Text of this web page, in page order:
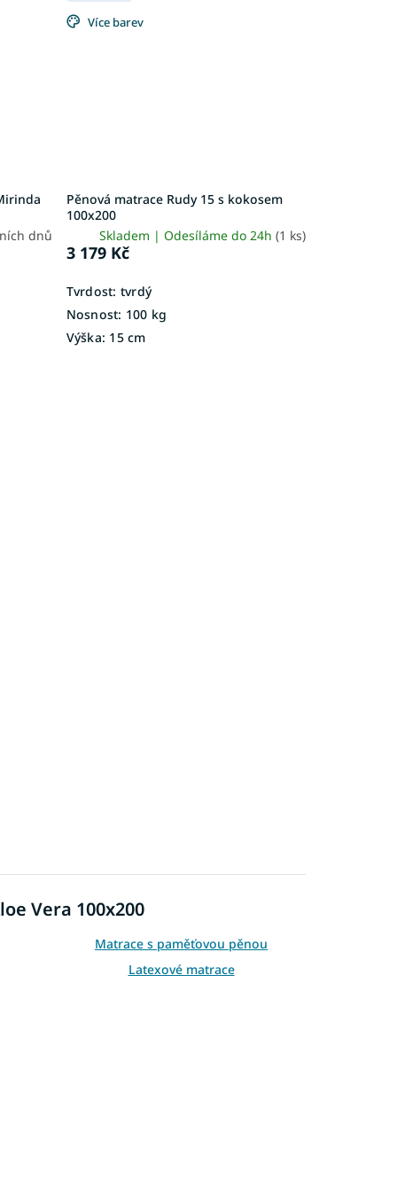
dnů
Více barev
Pěnová matrace Rudy 15 s kokosem
100x200
Skladem | Odesíláme do 24h (1 ks)
3 179 Kč
Tvrdost: tvrdý
Nosnost: 100 kg
Výška: 15 cm
Vera 100x200
Matrace s paměťovou pěnou
Latexové matrace